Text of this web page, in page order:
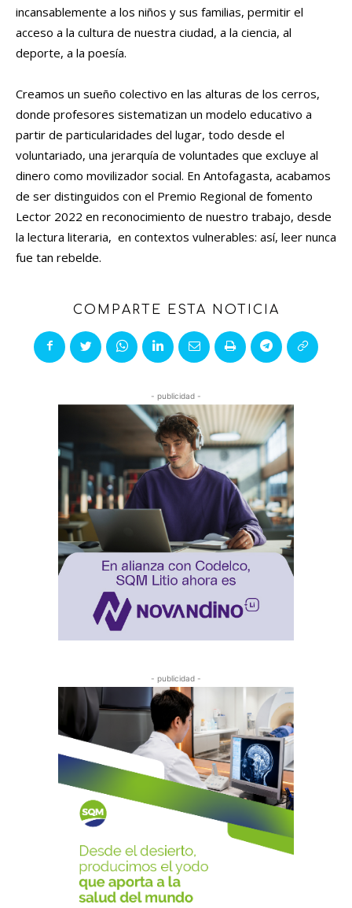
incansablemente a los niños y sus familias, permitir el
acceso a la cultura de nuestra ciudad, a la ciencia, al
deporte, a la poesía.
Creamos un sueño colectivo en las alturas de los cerros,
donde profesores sistematizan un modelo educativo a
partir de particularidades del lugar, todo desde el
voluntariado, una jerarquía de voluntades que excluye al
dinero como movilizador social. En Antofagasta, acabamos
de ser distinguidos con el Premio Regional de fomento
Lector 2022 en reconocimiento de nuestro trabajo, desde
la lectura literaria, en contextos vulnerables: así, leer nunca
fue tan rebelde.
COMPARTE ESTA NOTICIA
- publicidad -
- publicidad -